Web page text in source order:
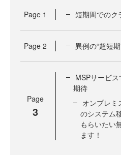
Page 1 短期間でのク
Page 2 異例の“超短
Page
3
MSPサービ
期待
オンプレミ
のシステム
もらいたい
ます！